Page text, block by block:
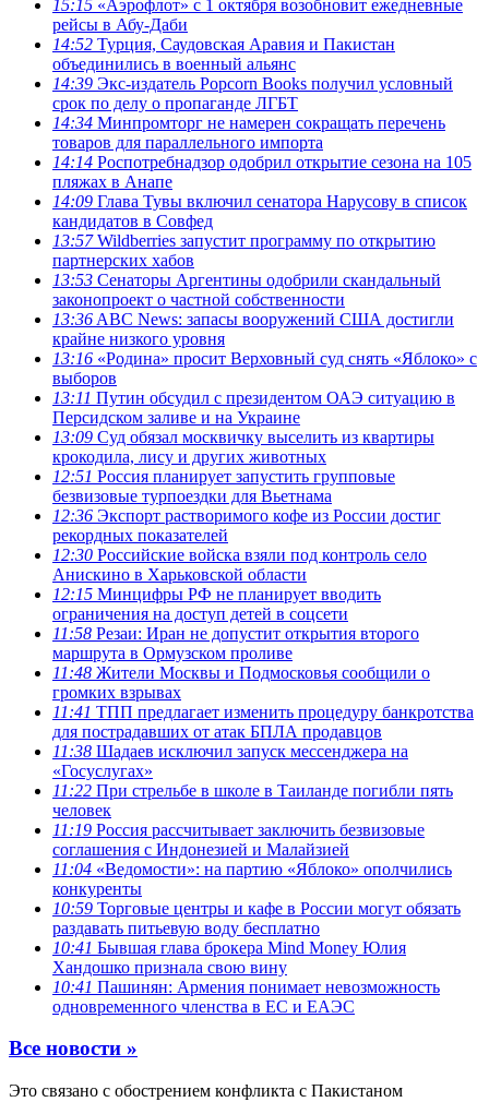
15:15 «Аэрофлот» с 1 октября возобновит ежедневные
рейсы в Абу-Даби
14:52 Турция, Саудовская Аравия и Пакистан
объединились в военный альянс
14:39 Экс-издатель Popcorn Books получил условный
срок по делу о пропаганде ЛГБТ
14:34 Минпромторг не намерен сокращать перечень
товаров для параллельного импорта
14:14 Роспотребнадзор одобрил открытие сезона на 105
пляжах в Анапе
14:09 Глава Тувы включил сенатора Нарусову в список
кандидатов в Совфед
13:57Wildberries запустит программу по открытию
партнерских хабов
13:53 Сенаторы Аргентины одобрили скандальный
законопроект о частной собственности
13:36 ABC News: запасы вооружений США достигли
крайне низкого уровня
13:16 «Родина» просит Верховный суд снять «Яблоко» с
выборов
13:11 Путин обсудил с президентом ОАЭ ситуацию в
Персидском заливе и на Украине
13:09 Суд обязал москвичку выселить из квартиры
крокодила, лису и других животных
12:51 Россия планирует запустить групповые
безвизовые турпоездки для Вьетнама
12:36 Экспорт растворимого кофе из России достиг
рекордных показателей
12:30 Российские войска взяли под контроль село
Анискино в Харьковской области
12:15 Минцифры РФ не планирует вводить
ограничения на доступ детей в соцсети
11:58 Резаи: Иран не допустит открытия второго
маршрута в Ормузском проливе
11:48 Жители Москвы и Подмосковья сообщили о
громких взрывах
11:41 ТПП предлагает изменить процедуру банкротства
для пострадавших от атак БПЛА продавцов
11:38 Шадаев исключил запуск мессенджера на
«Госуслугах»
11:22 При стрельбе в школе в Таиланде погибли пять
человек
11:19 Россия рассчитывает заключить безвизовые
соглашения с Индонезией и Малайзией
11:04 «Ведомости»: на партию «Яблоко» ополчились
конкуренты
10:59 Торговые центры и кафе в России могут обязать
раздавать питьевую воду бесплатно
10:41 Бывшая глава брокера Mind Money Юлия
Хандошко признала свою вину
10:41 Пашинян: Армения понимает невозможность
одновременного членства в ЕС и ЕАЭС
Все новости »
Это связано с обострением конфликта с Пакистаном